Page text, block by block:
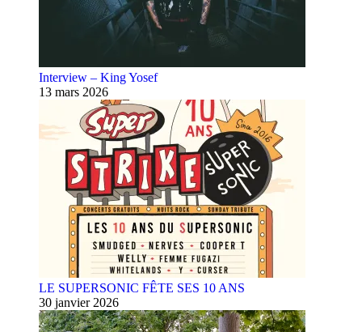
Interview – King Yosef
13 mars 2026
LE SUPERSONIC FÊTE SES 10 ANS
30 janvier 2026